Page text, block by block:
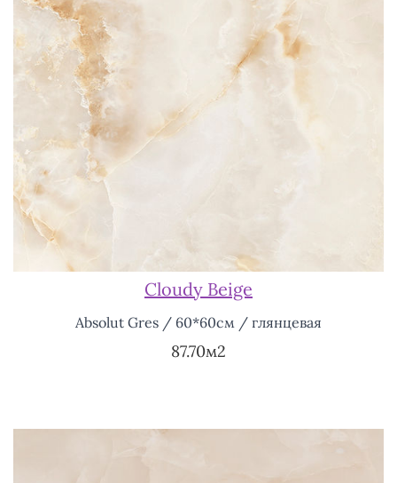
Cloudy Beige
Absolut Gres / 60*60см / глянцевая
87.70м2